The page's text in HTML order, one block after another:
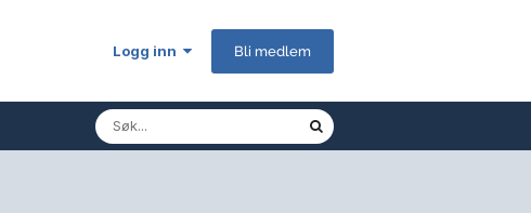
Logg inn Bli medlem